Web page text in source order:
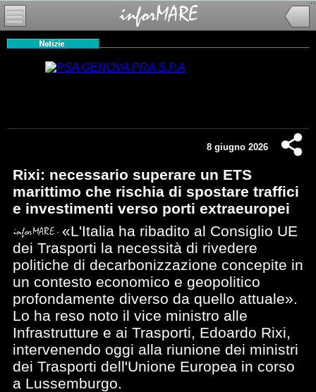
8 giugno 2026
Rixi: necessario superare un ETS
marittimo che rischia di spostare traffici
e investimenti verso porti extraeuropei
«L'Italia ha ribadito al Consiglio UE
dei Trasporti la necessità di rivedere
politiche di decarbonizzazione concepite in
un contesto economico e geopolitico
profondamente diverso da quello attuale».
Lo ha reso noto il vice ministro alle
Infrastrutture e ai Trasporti, Edoardo Rixi,
intervenendo oggi alla riunione dei ministri
dei Trasporti dell'Unione Europea in corso
a Lussemburgo.